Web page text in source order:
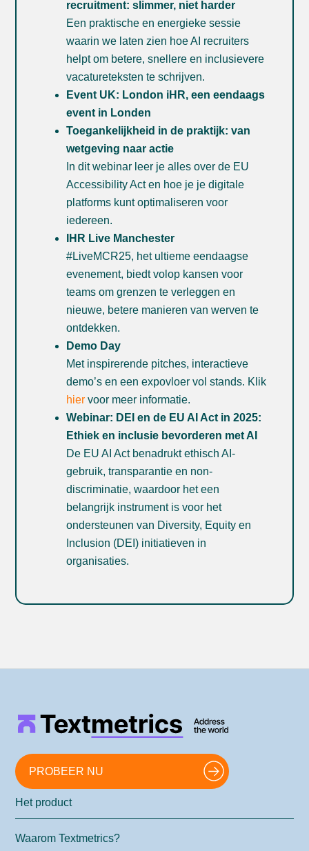
recruitment: slimmer, niet harder
Een praktische en energieke sessie
waarin we laten zien hoe AI recruiters
helpt om betere, snellere en inclusievere
vacatureteksten te schrijven.
Event UK: London iHR, een eendaags
event in Londen
Toegankelijkheid in de praktijk: van
wetgeving naar actie
In dit webinar leer je alles over de EU
Accessibility Act en hoe je je digitale
platforms kunt optimaliseren voor
iedereen.
IHR Live Manchester
#LiveMCR25, het ultieme eendaagse
evenement, biedt volop kansen voor
teams om grenzen te verleggen en
nieuwe, betere manieren van werven te
ontdekken.
Demo Day
Met inspirerende pitches, interactieve
demo’s en een expovloer vol stands. Klik
hier voor meer informatie.
Webinar: DEI en de EU AI Act in 2025:
Ethiek en inclusie bevorderen met AI
De EU AI Act benadrukt ethisch AI-
gebruik, transparantie en non-
discriminatie, waardoor het een
belangrijk instrument is voor het
ondersteunen van Diversity, Equity en
Inclusion (DEI) initiatieven in
organisaties.
PROBEER NU
Het product
Waarom Textmetrics?